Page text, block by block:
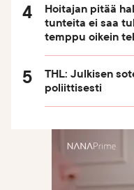
Hoitajan pitää
tunteita ei saa
temppu oikein
THL: Julkisen
poliittisesti